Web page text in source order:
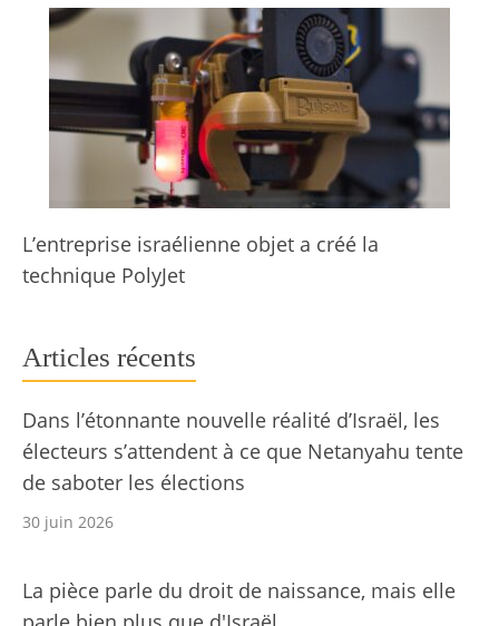
L’entreprise israélienne objet a créé la
technique PolyJet
Articles récents
Dans l’étonnante nouvelle réalité d’Israël, les
électeurs s’attendent à ce que Netanyahu tente
de saboter les élections
30 juin 2026
La pièce parle du droit de naissance, mais elle